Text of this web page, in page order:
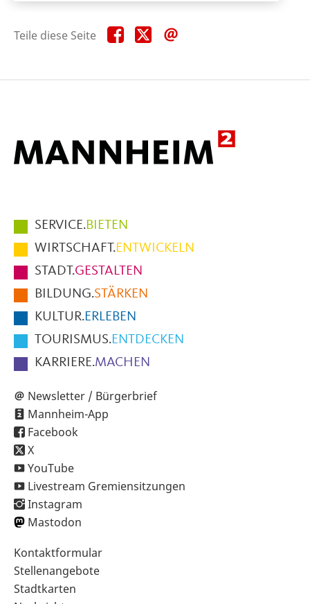
Teile diese Seite Teile
diese
Teile
diese
Hauptmenüpunkte
im
Fußbereich
der
Seite
SERVICE.BIETEN
WIRTSCHAFT.ENTWICKELN
STADT.GESTALTEN
BILDUNG.STÄRKEN
KULTUR.ERLEBEN
TOURISMUS.ENTDECKEN
KARRIERE.MACHEN
Newsletter / Bürgerbrief
Mannheim-App
Facebook
X
YouTube
Livestream Gremiensitzungen
Instagram
Mastodon
Sekundärnavigation
im
Fußbereich
Kontaktformular
Stellenangebote
Stadtkarten